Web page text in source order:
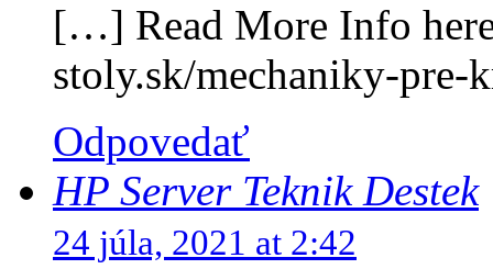
[…] Read More Info
stoly.sk/mechaniky-
Odpovedať
HP Server Teknik Destek
24 júla, 2021 at 2:42